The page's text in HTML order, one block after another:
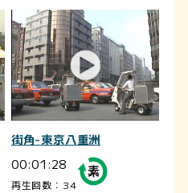
街角-東京八重洲
00:01:28
再生回数：34